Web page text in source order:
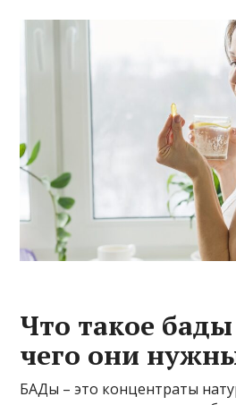
Что такое
чего они
БАДы – это концентраты